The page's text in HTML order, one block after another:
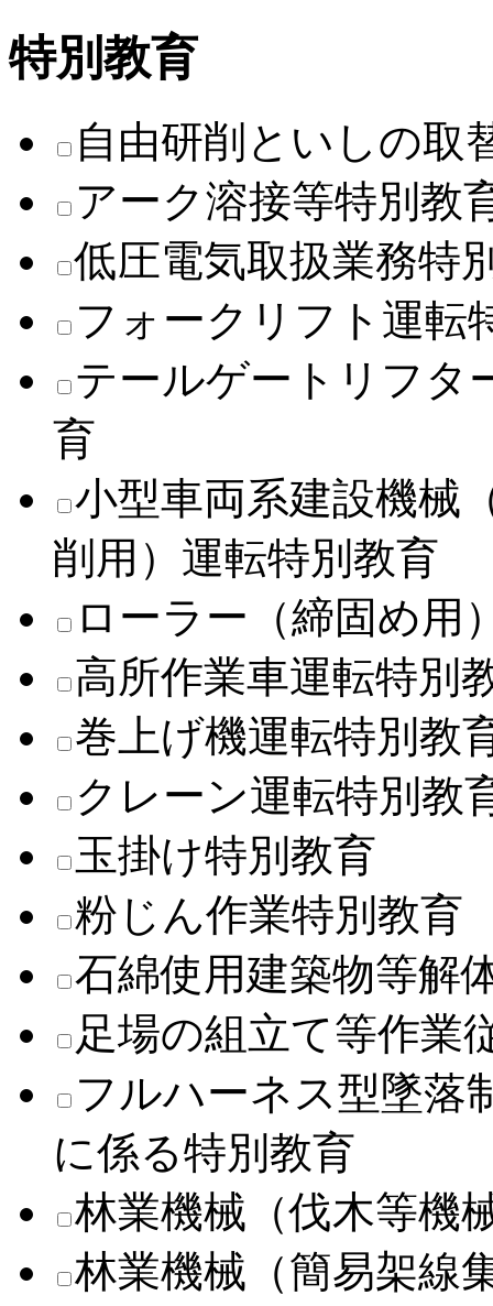
特別教育
自由研削といしの取
アーク溶接等特別教
低圧電気取扱業務特
フォークリフト運転
テールゲートリフタ
育
小型車両系建設機械
削用）運転特別教育
ローラー（締固め用
高所作業車運転特別
巻上げ機運転特別教
クレーン運転特別教
玉掛け特別教育
粉じん作業特別教育
石綿使用建築物等解
足場の組立て等作業
フルハーネス型墜落
に係る特別教育
林業機械（伐木等機
林業機械（簡易架線